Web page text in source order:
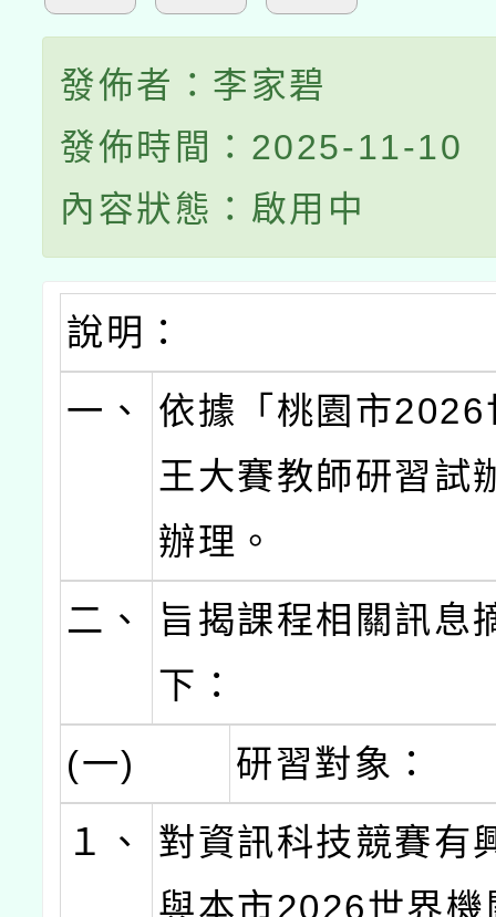
發佈者：李家碧
發佈時間：2025-11-10
內容狀態：啟用中
說明：
一、
依據「桃園市2026
王大賽教師研習試
辦理。
二、
旨揭課程相關訊息
下：
(一)
研習對象：
１、
對資訊科技競賽有
與本市2026世界機